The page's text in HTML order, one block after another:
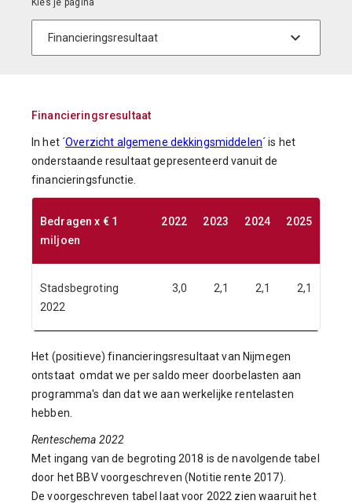
Financieringsresultaat
In het ´Overzicht algemene dekkingsmiddelen´ is het
onderstaande resultaat gepresenteerd vanuit de
financieringsfunctie.
Bedragen x € 1
miljoen
2022 2023 2024 2025
Stadsbegroting
2022
3,0 2,1 2,1 2,1
Het (positieve) financieringsresultaat van Nijmegen
ontstaat omdat we per saldo meer doorbelasten aan
programma's dan dat we aan werkelijke rentelasten
hebben.
Renteschema 2022
Met ingang van de begroting 2018 is de navolgende tabel
door het BBV voorgeschreven (Notitie rente 2017).
De voorgeschreven tabel laat voor 2022 zien waaruit het